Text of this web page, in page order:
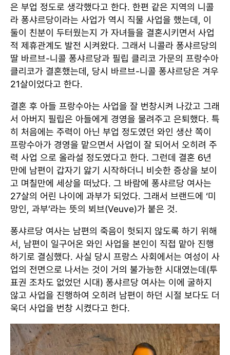
은 부업 정도로 생각했다고 한다. 한편 같은 지역의 니콜
라 퐁샤르당이라는 사업가 역시 직물 사업을 했는데, 이
둘이 친분이 두터웠는지 가 자녀들을 결혼시키면서 사업
적 제휴관계도 발전 시켜왔다. 그래서 니콜라 퐁샤르당의
딸 바르브-니콜 퐁샤르당과 필립 클리코 가문의 프랑수아
클리코가 결혼했는데, 당시 바르브-니콜 퐁샤르당은 겨우
21살이었다고 한다.
결혼 후 아들 프랑수아는 사업을 잘 번창시켜 나갔고 그래
서 아버지 필립은 아들에게 경영을 물려주고 은퇴했다. 특
히 처음에는 주력이 아닌 부업 정도였던 와인 생산 쪽이
프랑수아가 경영을 맡으면서 사업이 잘 되어서 오히려 주
력 사업 으로 올라설 정도였다고 한다. 그런데 결혼 6년
만에 남편이 갑자기 앓기 시작하더니 비슷한 증상을 보이
고 며칠만에 세상을 떠났다. 그 바람에 퐁샤르당 여사는
27살의 어린 나이에 과부가 되었다. 그래서 브랜드에 ‘미
망인, 과부’라는 뜻의 뵈브(Veuve)가 붙은 것.
퐁샤르당 여사는 남편의 죽음이 헛되지 않도록 하기 위해
서, 남편이 일구어온 와인 사업을 본인이 직접 맡아 진행
하기로 결심했다. 사실 당시 프랑스 사회에서는 여성이 사
업의 전면으로 나서는 것이 거의 불가능한 시대였는데(투
표권 조차도 없었던 시대) 퐁샤르당 여사는 이에 굴하지
않고 사업을 진행하여 오히려 남편이 하던 시절 보다도 더
욱더 사업을 번창 시켰다고 한다.